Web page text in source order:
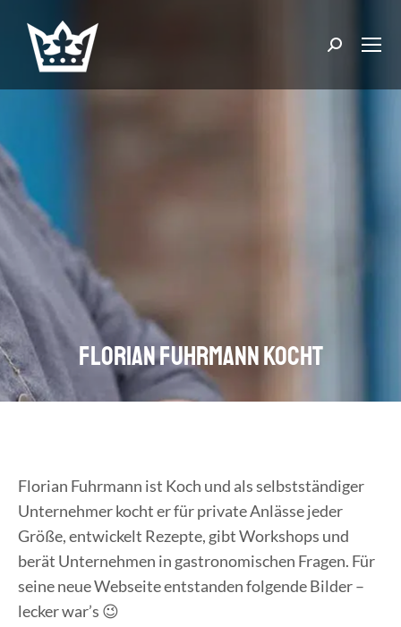
Suchen:
Florian Fuhrmann kocht
Florian Fuhrmann ist Koch und als selbstständiger
Unternehmer kocht er für private Anlässe jeder
Größe, entwickelt Rezepte, gibt Workshops und
berät Unternehmen in gastronomischen Fragen. Für
seine neue Webseite entstanden folgende Bilder –
lecker war’s 😉